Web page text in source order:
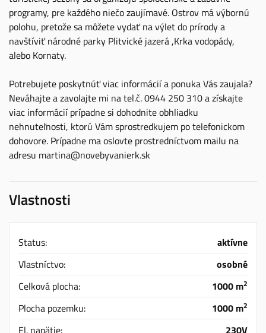
programy, pre každého niečo zaujímavé. Ostrov má výbornú
polohu, pretože sa môžete vydať na výlet do prírody a
navštíviť národné parky Plitvické jazerá ,Krka vodopády,
alebo Kornaty.
Potrebujete poskytnúť viac informácií a ponuka Vás zaujala?
Neváhajte a zavolajte mi na tel.č. 0944 250 310 a získajte
viac informácií prípadne si dohodnite obhliadku
nehnuteľnosti, ktorú Vám sprostredkujem po telefonickom
dohovore. Prípadne ma oslovte prostredníctvom mailu na
adresu martina@novebyvanierk.sk
Vlastnosti
Status:
aktívne
Vlastníctvo:
osobné
Celková plocha:
1000 m2
Plocha pozemku: 1000 m2
El. napätie: 230V